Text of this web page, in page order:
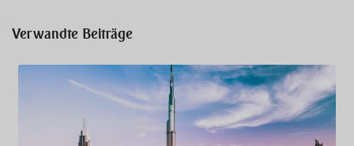
Verwandte Beiträge